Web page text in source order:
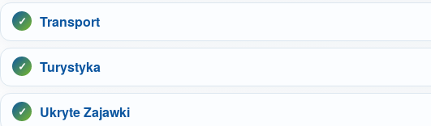
Transport
Turystyka
Ukryte Zajawki